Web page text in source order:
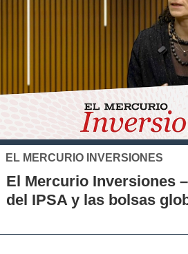
motor
SANTO TOMÁS
IP-CFT Santo
Municipales
la innovación